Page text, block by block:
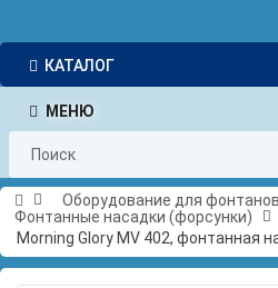
КАТАЛОГ
МЕНЮ
Оборудование для фонтанов
Фонтанные насадки (форсунки)
Morning Glory MV 402, фонтанная